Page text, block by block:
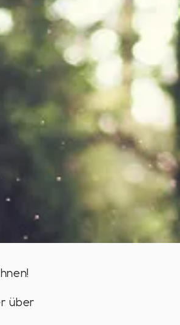
über